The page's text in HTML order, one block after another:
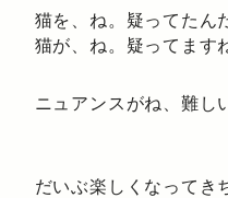
猫を、ね。疑ってたん
猫が、ね。疑ってます
ニュアンスがね、難し
だいぶ楽しくなってき